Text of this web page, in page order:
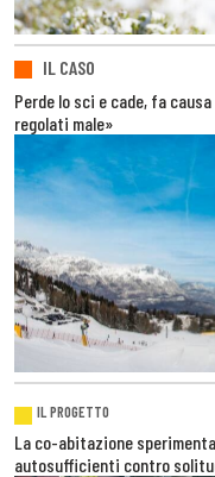
IL CASO
Perde lo sci e cade, fa
regolati male»
IL PROGETTO
La co-abitazione
autosufficienti contro